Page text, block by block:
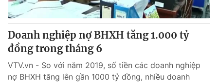
Thị trường
Tư vấn
Lịch phát sóng
Chuyên mục khác
Emagazine Podcast
Doanh nghiệp nợ BHXH tăng 1.000 tỷ
đồng trong tháng 6
VTV.vn - So với năm 2019, số tiền các doanh nghiệp
nợ BHXH tăng lên gần 1000 tỷ đồng, nhiều doanh